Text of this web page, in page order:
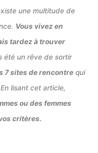
une multitude de
Vous vivez en
tardez à trouver
été un rêve de sortir
7 sites de rencontre qui
lisant cet article,
ou des femmes
critères.